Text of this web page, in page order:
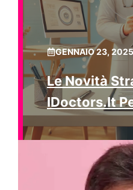
GENNAIO 23, 2025
Le Novità
IDoctors.it